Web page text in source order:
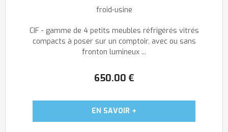
froid-usine
650.00 €
CIF - gamme de 4 petits meubles réfrigérés vitrés
compacts à poser sur un comptoir, avec ou sans
fronton lumineux ...